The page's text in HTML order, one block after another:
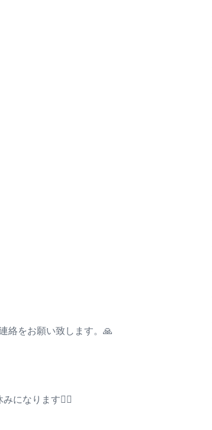
絡をお願い致します。🙏
になります🙇‍♂️